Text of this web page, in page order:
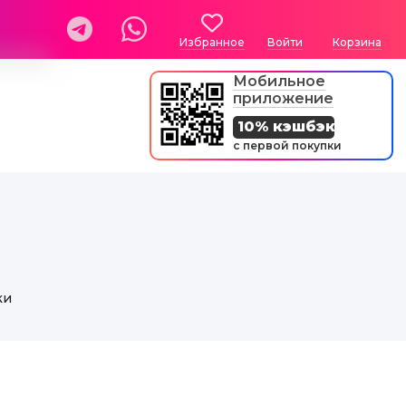
Избранное Войти Корзина
Мобильное
приложение
10% кэшбэк
с первой покупки